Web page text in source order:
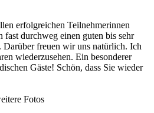
erfolgreichen Teilnehmerinnen
fast durchweg einen guten bis sehr
Darüber freuen wir uns natürlich. Ich
wiederzusehen. Ein besonderer
Gäste! Schön, dass Sie wieder
Fotos